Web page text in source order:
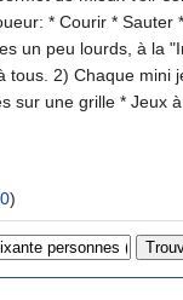
d'appuis,
à balles (équipe, les
)